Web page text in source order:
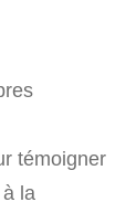
témoigner
la